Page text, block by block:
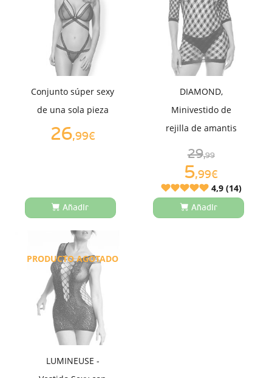
Conjunto súper sexy
de una sola pieza
26,99€
Añadir
DIAMOND,
Minivestido de
rejilla de amantis
29,99
5,99€
4,9 (14)
Añadir
PRODUCTO AGOTADO
LUMINEUSE -